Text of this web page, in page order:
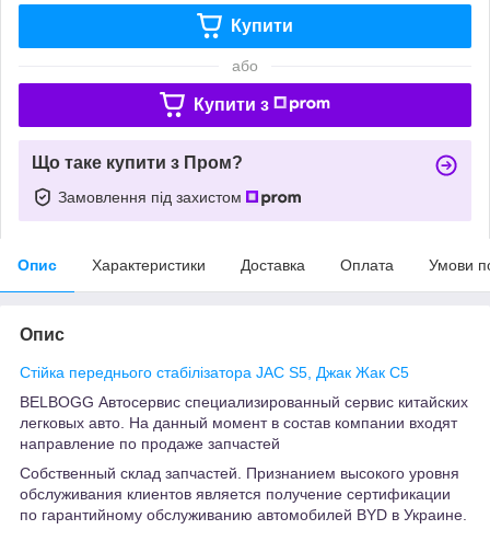
Купити
або
Купити з
Що таке купити з Пром?
Замовлення під захистом
Опис Характеристики Доставка Оплата Умови
Опис
Стійка переднього стабілізатора JAC S5, Джак Жак С5
BELBOGG Автосервис специализированный сервис китайских
легковых авто. На данный момент в состав компании входят
направление по продаже запчастей
Собственный склад запчастей. Признанием высокого уровня
обслуживания клиентов является получение сертификации
по гарантийному обслуживанию автомобилей BYD в Украине.